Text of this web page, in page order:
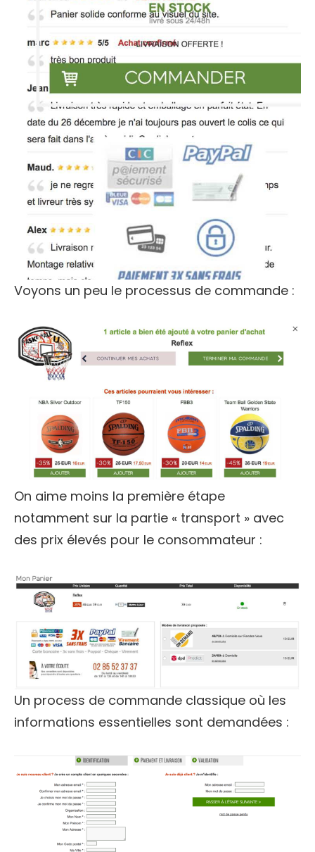
Voyons un peu le processus de commande :
On aime moins la première étape
notamment sur la partie « transport » avec
des prix élevés pour le consommateur :
Un process de commande classique où les
informations essentielles sont demandées :